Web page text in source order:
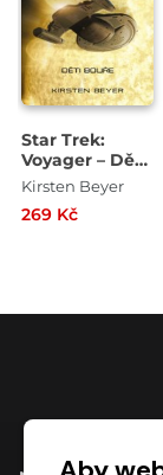
Star Trek:
Voyager – Děti
bouře
Kirsten Beyer
269 Kč